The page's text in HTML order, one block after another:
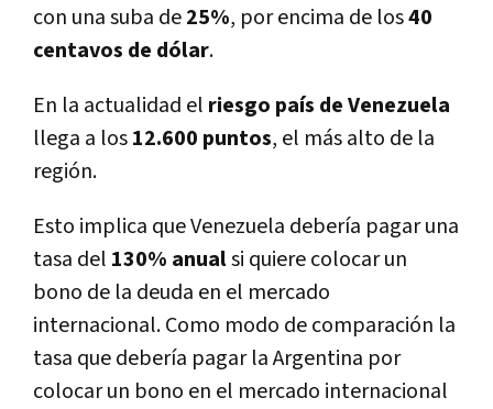
con una suba de25%, por encima de los40
centavos de dólar.
En la actualidad el riesgo país de Venezuela
llega a los12.600 puntos, el más alto de la
región.
Esto implica que Venezuela debería pagar una
tasa del 130% anualsi quiere colocar un
bono de la deuda en el mercado
internacional. Como modo de comparación la
tasa que debería pagar la Argentina por
colocar un bono en el mercado internacional